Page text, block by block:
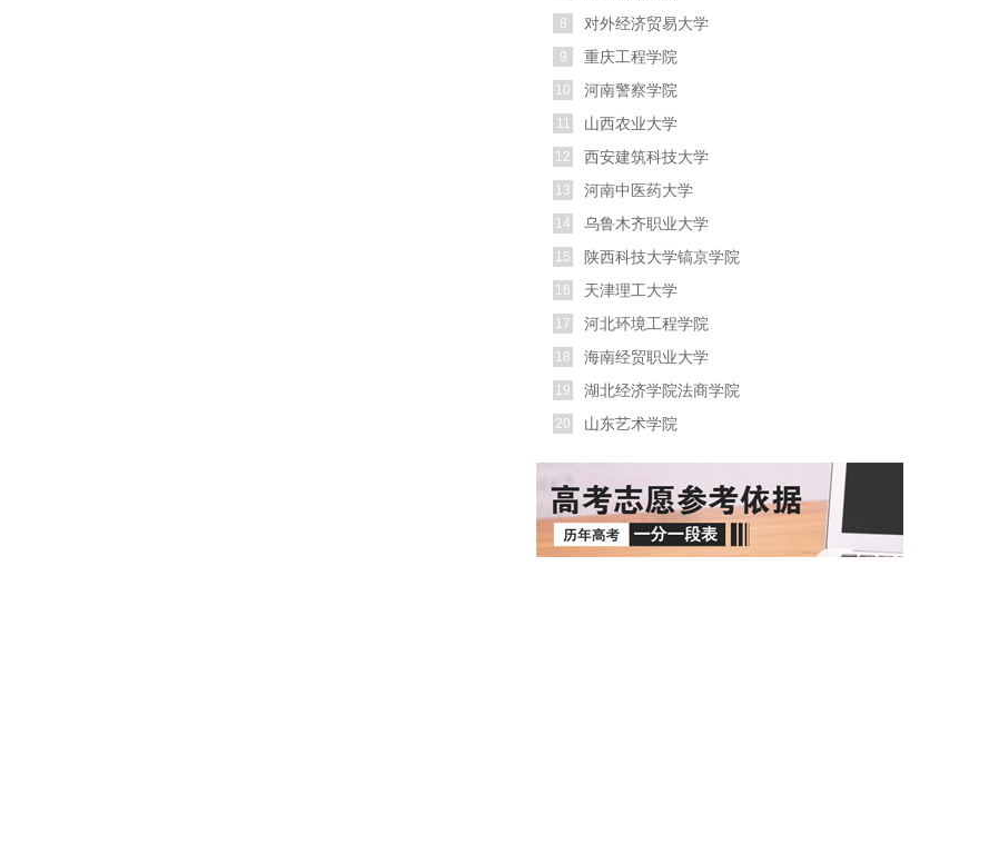
8 对外经济贸易大学
9 重庆工程学院
10 河南警察学院
11 山西农业大学
12 西安建筑科技大学
13 河南中医药大学
14 乌鲁木齐职业大学
15 陕西科技大学镐京学院
16 天津理工大学
17 河北环境工程学院
18 海南经贸职业大学
19 湖北经济学院法商学院
20 山东艺术学院